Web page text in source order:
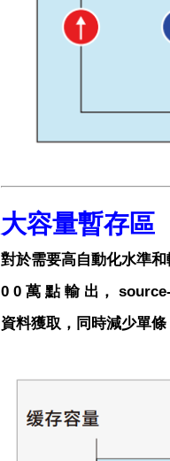
大容量暫存區
對於需要高自動化水準
0 0 萬 點 輸 出，
資料獲取，同時減少單條